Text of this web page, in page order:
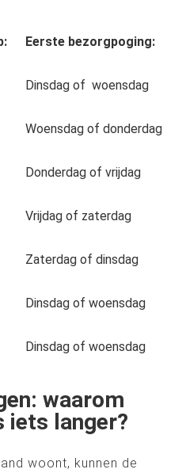
Eerste bezorgpoging:
Dinsdag of woensdag
Woensdag of donderdag
Donderdag of vrijdag
Vrijdag of zaterdag
Zaterdag of dinsdag
Dinsdag of woensdag
Dinsdag of woensdag
waarom
iets langer?
woont, kunnen de